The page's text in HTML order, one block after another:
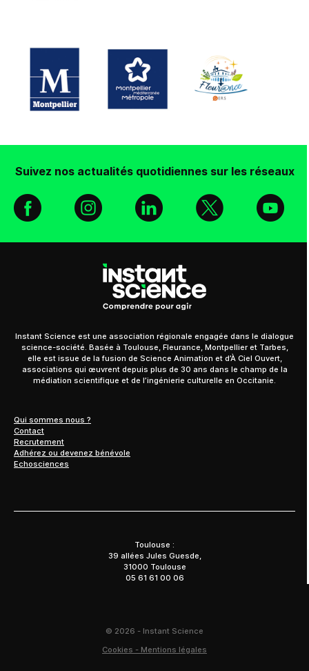
Suivez nos actualités quotidiennes sur les réseaux
Facebook
Instagram
Linkedin
X
Qui sommes nous ?
Contact
Recrutement
Adhérez ou devenez bénévole
Echosciences
Instant Science est une association régionale engagée dans le dialogue
science-société. Basée à Toulouse, Fleurance, Montpellier et Tarbes,
elle est issue de la fusion de Science Animation et d’À Ciel Ouvert,
associations qui œuvrent depuis plus de 30 ans dans le champ de la
médiation scientifique et de l’ingénierie culturelle en Occitanie.
Toulouse :
39 allées Jules Guesde,
31000 Toulouse
05 61 61 00 06
© 2026 - Instant Science
Cookies - Mentions légales